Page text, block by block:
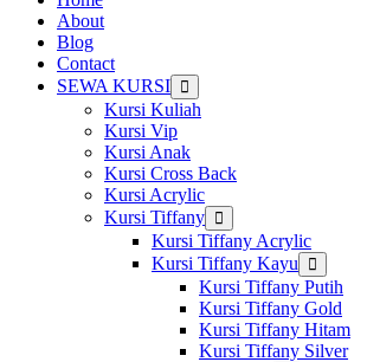
About
Blog
Contact
SEWA KURSI Show
sub
menu
Kursi Kuliah
Kursi Vip
Kursi Anak
Kursi Cross Back
Kursi Acrylic
Kursi Tiffany Show
sub
menu
Kursi Tiffany Acrylic
Kursi Tiffany Kayu
Show
sub
menu
Kursi Tiffany Putih
Kursi Tiffany Gold
Kursi Tiffany Hitam
Kursi Tiffany Silver